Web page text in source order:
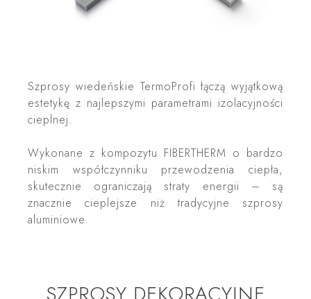
Szprosy wiedeńskie TermoProfi łączą wyjątkową
estetykę z najlepszymi parametrami izolacyjności
cieplnej.
Wykonane z kompozytu FIBERTHERM o bardzo
niskim współczynniku przewodzenia ciepła,
skutecznie ograniczają straty energii – są
znacznie cieplejsze niż tradycyjne szprosy
aluminiowe.